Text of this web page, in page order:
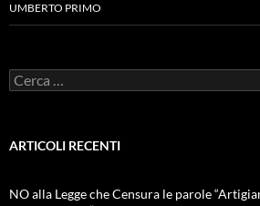
UMBERTO PRIMO
Ricerca
per:
ARTICOLI RECENTI
NO alla Legge che Censura le parole